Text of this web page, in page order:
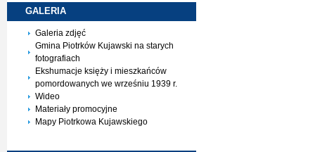
GALERIA
Galeria zdjęć
Gmina Piotrków Kujawski na starych
fotografiach
Ekshumacje księży i mieszkańców
pomordowanych we wrześniu 1939 r.
Wideo
Materiały promocyjne
Mapy Piotrkowa Kujawskiego